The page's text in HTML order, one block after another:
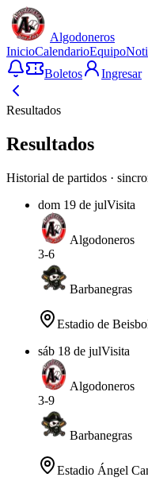
Algodoneros
InicioCalendarioEquipo
Boletos
Ingresar
Resultados
Resultados
Historial de partidos ·
dom 19 de julVisita
Algodoneros
3-6
Barbanegras
Estadio de
sáb 18 de julVisita
Algodoneros
3-9
Barbanegras
Estadio Ángel